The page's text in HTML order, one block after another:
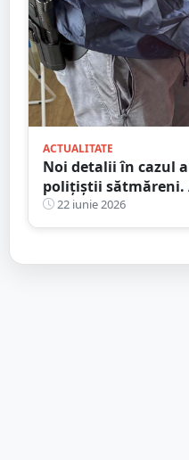
ACTUALITATE
Noi detalii în cazul
polițiștii sătmăreni.
de lei
22 iunie 2026